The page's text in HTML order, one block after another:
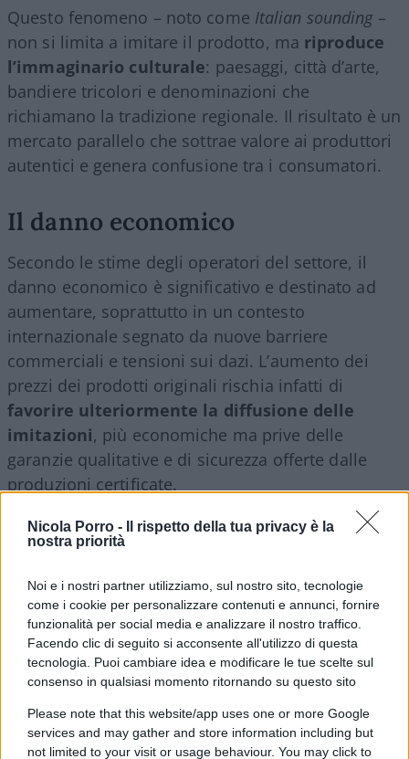
Nicola Porro -
Il rispetto della tua privacy è la
nostra priorità
Noi e i nostri partner utilizziamo, sul nostro sito, tecnologie
come i cookie per personalizzare contenuti e annunci, fornire
funzionalità per social media e analizzare il nostro traffico.
Facendo clic di seguito si acconsente all'utilizzo di questa
tecnologia. Puoi cambiare idea e modificare le tue scelte sul
consenso in qualsiasi momento ritornando su questo sito
Please note that this website/app uses one or more Google
services and may gather and store information including but
not limited to your visit or usage behaviour. You may click to
Questo fenomeno – noto come Italian sounding–
non si limita a imitare il prodotto, ma riproduce
l’immaginario culturale: paesaggi, città d’arte,
bandiere tricolori e denominazioni che
richiamano la tradizione regionale. Il risultato è un
mercato parallelo che sottrae valore ai produttori
autentici e genera confusione tra i consumatori.
Il danno economico
Secondo le stime degli operatori del settore, il
danno economico è significativo e destinato ad
aumentare, soprattutto in un contesto
internazionale segnato da nuove barriere
commerciali e tensioni sui dazi. L’aumento dei
prezzi dei prodotti originali rischia infatti di
favorire ulteriormente la diffusione delle
imitazioni, più economiche ma prive delle
garanzie qualitative e di sicurezza offerte dalle
produzioni certificate.
maanche i consumatori, che possono trovarsi
ad acquistare alimenti di qualità inferiore o con
standard produttivi non verificati.
Una sfida anche culturale
Per contrastare questa deriva, si sta rafforzando la